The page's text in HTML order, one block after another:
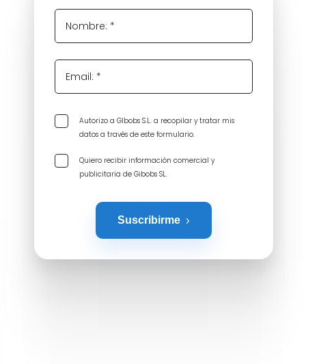
Nombre: *
Email: *
Autorizo a GIbobs S.L. a recopilar y tratar mis
datos a través de este formulario.
Quiero recibir información comercial y
publicitaria de Gibobs SL.
Suscribirme